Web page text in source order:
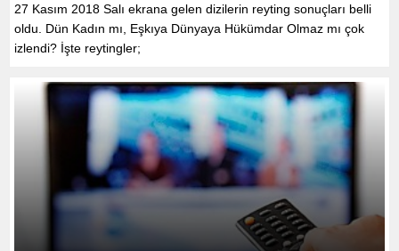
27 Kasım 2018 Salı ekrana gelen dizilerin reyting sonuçları belli
oldu. Dün Kadın mı, Eşkıya Dünyaya Hükümdar Olmaz mı çok
izlendi? İşte reytingler;